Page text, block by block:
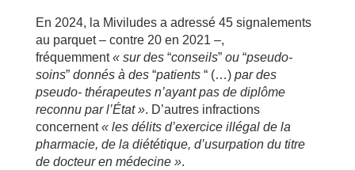
En 2024, la Miviludes a adressé 45 signalements
au parquet – contre 20 en 2021 –,
fréquemment« sur des “conseils” ou “pseudo-
soins”donnés à des “patients“ (…) par des
pseudo- thérapeutes n’ayant pas de diplôme
reconnu par l’État ». D’autres infractions
concernent« les délits d’exercice illégal de la
pharmacie, de la diététique, d’usurpation du titre
de docteur en médecine ».